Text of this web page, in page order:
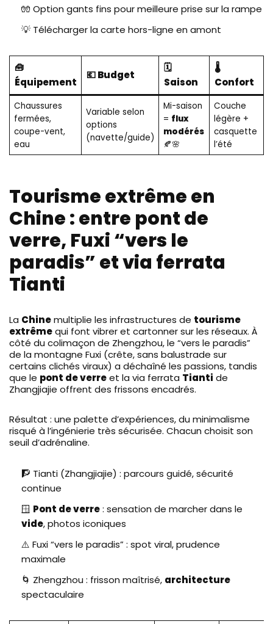
🧤 Option gants fins pour meilleure prise sur la rampe
💡 Télécharger la carte hors-ligne en amont
🧰
Équipement
💶 Budget
🗓️
Saison
🌡️
Confort
Chaussures
fermées,
coupe-vent,
eau
Variable selon
options
(navette/guide)
Mi-saison
= flux
modérés
🍂🌸
Couche
légère +
casquette
l’été
Tourisme extrême en
Chine : entre pont de
verre, Fuxi “vers le
paradis” et via ferrata
Tianti
La Chinemultiplie les infrastructures de tourisme
extrêmequi font vibrer et cartonner sur les réseaux. À
côté du colimaçon de Zhengzhou, le “vers le paradis”
de la montagne Fuxi (crête, sans balustrade sur
certains clichés viraux) a déchaîné les passions, tandis
que le pont de verreet la via ferrata Tianti de
Zhangjiajie offrent des frissons encadrés.
Résultat : une palette d’expériences, du minimalisme
risqué à l’ingénierie très sécurisée. Chacun choisit son
seuil d’adrénaline.
🧗 Tianti (Zhangjiajie) : parcours guidé, sécurité
continue
🪟 Pont de verre: sensation de marcher dans le
vide, photos iconiques
⚠️ Fuxi “vers le paradis” : spot viral, prudence
maximale
🌀 Zhengzhou : frisson maîtrisé, architecture
spectaculaire